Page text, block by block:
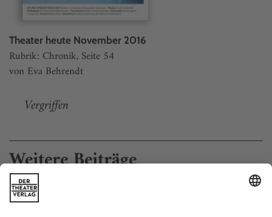
Theater heute November 2016
Rubrik: Chronik, Seite 54
von Eva Behrendt
Vergriffen
Weitere Beiträge
Mainz/Recklinghausen: Sündenfall im Kautschukboom
Staatstheater/Ruhrfestspiele: Thomas Köck «paradies fluten» (U)